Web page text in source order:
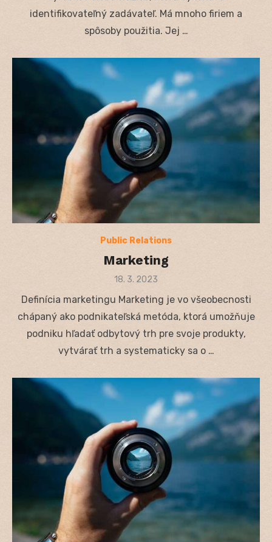
identifikovateľný zadávateľ. Má mnoho firiem a
spôsoby použitia. Jej …
Public Relations
Marketing
Posted
18. 3. 2023
Definícia marketingu Marketing je vo všeobecnosti
chápaný ako podnikateľská metóda, ktorá umožňuje
podniku hľadať odbytový trh pre svoje produkty,
vytvárať trh a systematicky sa o …